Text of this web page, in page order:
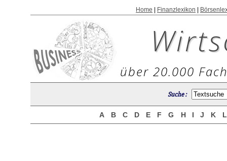
Home Finanzlexikon
über 20.000
Suche :
A B C D E F G H I J K